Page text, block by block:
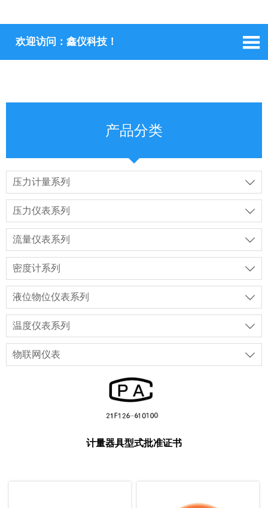
欢迎访问：鑫仪科技！ 
产品分类
压力计量系列 
压力仪表系列 
流量仪表系列 
密度计系列 
液位物位仪表系列 
温度仪表系列 
物联网仪表 
计量器具型式批准证书